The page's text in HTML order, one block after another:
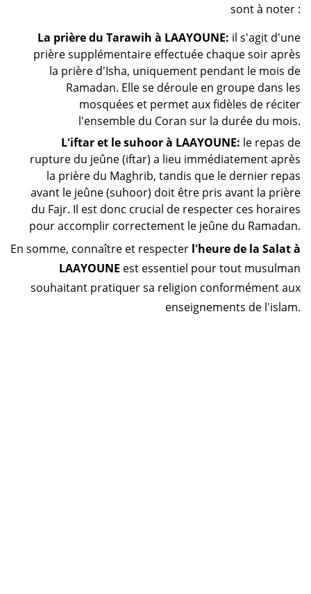
sont à noter :
La prière du Tarawih à LAAYOUNE: il s'agit d'une
prière supplémentaire effectuée chaque soir après
la prière d'Isha, uniquement pendant le mois de
Ramadan. Elle se déroule en groupe dans les
mosquées et permet aux fidèles de réciter
l'ensemble du Coran sur la durée du mois.
L'iftar et le suhoor à LAAYOUNE: le repas de
rupture du jeûne (iftar) a lieu immédiatement après
la prière du Maghrib, tandis que le dernier repas
avant le jeûne (suhoor) doit être pris avant la prière
du Fajr. Il est donc crucial de respecter ces horaires
pour accomplir correctement le jeûne du Ramadan.
En somme, connaître et respecter l'heure de la Salat à
LAAYOUNE est essentiel pour tout musulman
souhaitant pratiquer sa religion conformément aux
enseignements de l'islam.